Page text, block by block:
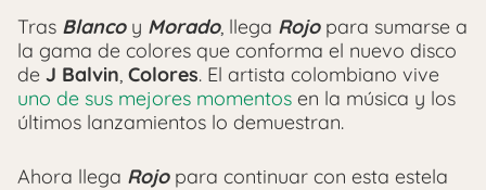
Tras Blancoy Morado, llega Rojopara sumarse a
la gama de colores que conforma el nuevo disco
de J Balvin, Colores. El artista colombiano vive
uno de sus mejores momentos en la música y los
últimos lanzamientos lo demuestran.
Ahora llega Rojopara continuar con esta estela